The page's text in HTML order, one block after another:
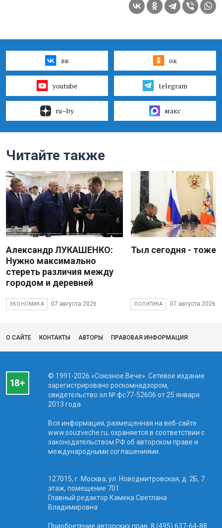
вк ок
youtube telegram
ru–by макс
Читайте также
Александр ЛУКАШЕНКО:
Нужно максимально
стереть различия между
городом и деревней
ЭКОНОМИКА 07 августа 2026
Тыл сегодня - тоже
ПОЛИТИКА 07 августа 2026
О САЙТЕ КОНТАКТЫ АВТОРЫ ПРАВОВАЯ ИНФОРМАЦИЯ
© 1991-2026 «Союзное Вече». Сетевое издание
зарегистрировано роскомнадзором,
свидетельство эл № фc77-52606 от 25 января
2013 года.
Вся информация, размещенная на веб-сайте
www.souzveche.ru, охраняется в соответствии с
законодательством РФ об авторском праве и
международными соглашениями.
127015, г. Москва, ул. Новодмитровская, д. 2Б, 7
этаж, помещение 701
Главный редактор Камека Светлана
Владимировна
Приобретение авторских прав: 8 (495) 637-64-88